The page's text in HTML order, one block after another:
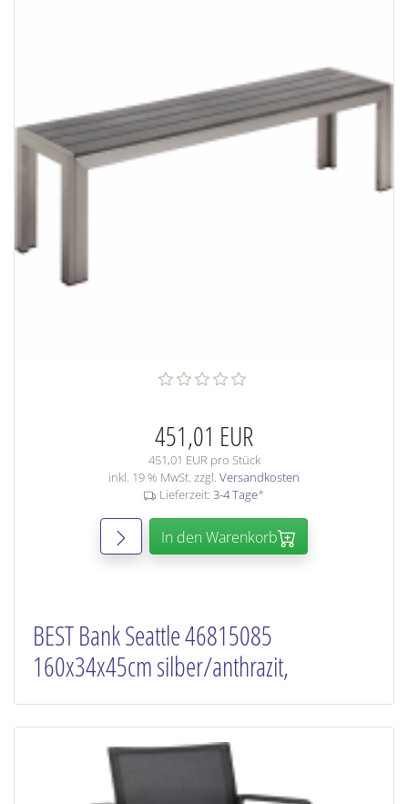
451,01 EUR
451,01 EUR pro Stück
inkl. 19 % MwSt. zzgl. Versandkosten
Lieferzeit: 3-4 Tage*
In den Warenkorb
BEST Bank Seattle 46815085
160x34x45cm silber/anthrazit,